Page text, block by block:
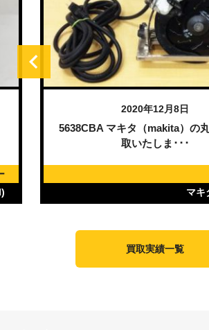
2020年12月8日
5638CBA マキタ（makita）の
取いたしま･･･
マキ
買取実績一覧